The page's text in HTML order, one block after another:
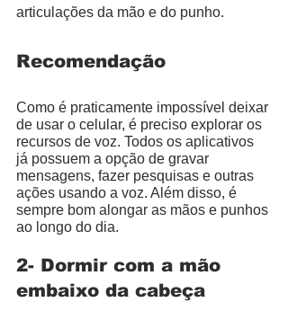
articulações da mão e do punho.
Recomendação
Como é praticamente impossível deixar
de usar o celular, é preciso explorar os
recursos de voz. Todos os aplicativos
já possuem a opção de gravar
mensagens, fazer pesquisas e outras
ações usando a voz. Além disso, é
sempre bom alongar as mãos e punhos
ao longo do dia.
2- Dormir com a mão
embaixo da cabeça